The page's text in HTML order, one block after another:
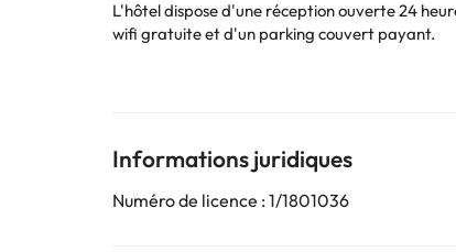
L'hôtel dispose d'une réception ouverte 24
wifi gratuite et d'un parking couvert payant.
L'hôtel est situé dans le quartier commerçant
'Alhambrase trouve à moins de 3 km de l'hôtel,
Informations juridiques
Numéro de licence : 1/1801036